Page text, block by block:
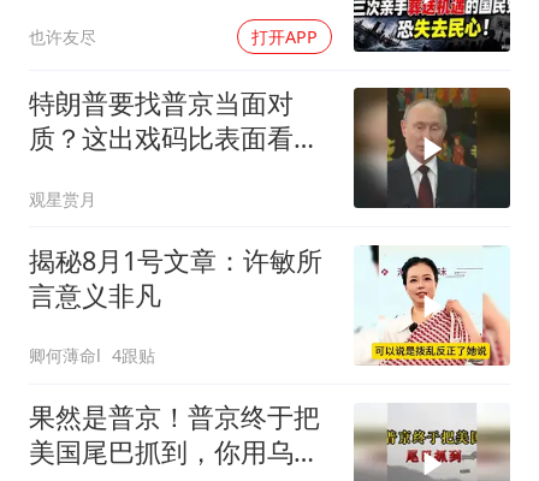
也许友尽 打开APP
特朗普要找普京当面对
质？这出戏码比表面看起
观星赏月
揭秘8月1号文章：许敏所
言意义非凡
卿何薄命l 4跟贴
果然是普京！普京终于把
美国尾巴抓到，你用乌克